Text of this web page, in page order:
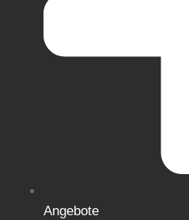
Angebote